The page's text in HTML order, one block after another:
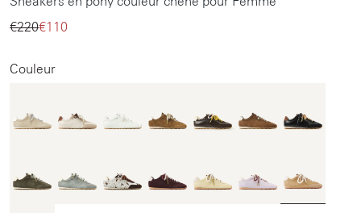
€220‌€110‌
Couleur